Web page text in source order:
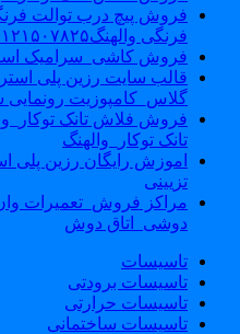
فروش پیچ درب توالت
فرنگی والهنگ۰۹۱۲۱۵۰۷۸۲۵
فروش کاشی_سرامیک استخر
قالب سایت رزین پلی
گلاس_کامپوزیت رونمایی
فروش فلاش تانک
تانک توکار_والهنگ
اموزش رایگان رزین پلی
تزیینی
مراکز فروش_تعمیرات
دوشی_اتاق دوش
تاسیسات
تاسیسات برودتی
تاسیسات حرارتی
تاسیسات ساختمانی